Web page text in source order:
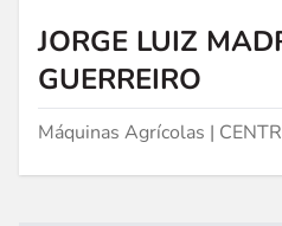
JORGE LUIZ
GUERREIRO
Máquinas Agrícolas |